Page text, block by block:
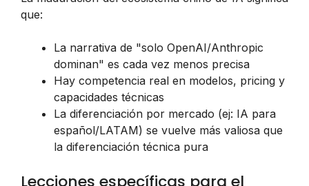
que:
La narrativa de "solo OpenAI/Anthropic
dominan" es cada vez menos precisa
Hay competencia real en modelos, pricing y
capacidades técnicas
La diferenciación por mercado (ej: IA para
español/LATAM) se vuelve más valiosa que
la diferenciación técnica pura
Lecciones específicas para el